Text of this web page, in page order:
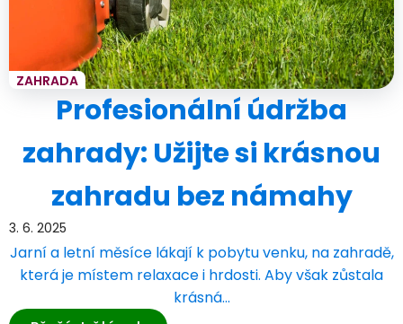
ZAHRADA
Profesionální údržba
zahrady: Užijte si krásnou
zahradu bez námahy
3. 6. 2025
Jarní a letní měsíce lákají k pobytu venku, na zahradě,
která je místem relaxace i hrdosti. Aby však zůstala
krásná…